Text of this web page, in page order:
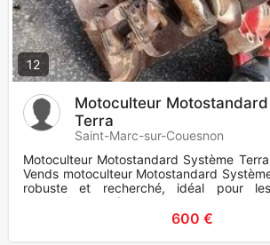
12
Motoculteur
Terra
Saint-Marc-sur-Couesnon
Motoculteur Motostandard Système
Vends motoculteur Motostandard
robuste et recherché, idéal pour les
motoculture anci
600 €